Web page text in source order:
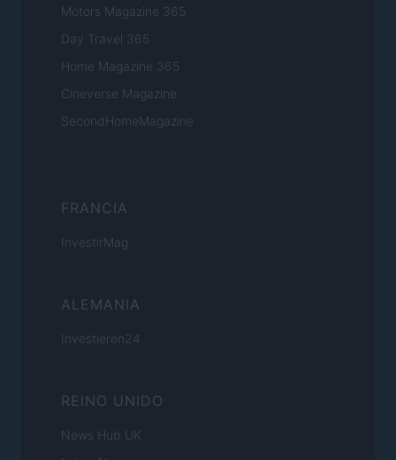
Motors Magazine 365
Day Travel 365
Home Magazine 365
Cineverse Magazine
SecondHomeMagazine
FRANCIA
InvestirMag
ALEMANIA
Investieren24
REINO UNIDO
News Hub UK